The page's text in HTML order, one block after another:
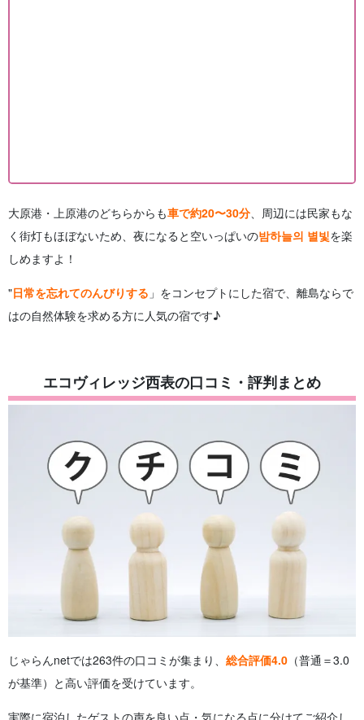
大原港・上原港のどちらからも車で約20〜30分 、周辺には民家もな
く街灯もほぼないため、夜になると空いっぱいの밤하늘의 별빛を楽
しめますよ！
"日常を忘れてのんびりする 」をコンセプトにした宿で、離島ならで
はの自然体験を求める方に人気の宿です♪
エコヴィレッジ西表の口コミ・評判まとめ
じゃらんnetでは263件の口コミが集まり、 総合評価4.0 （普通＝3.0
が基準）と高い評価を受けています。